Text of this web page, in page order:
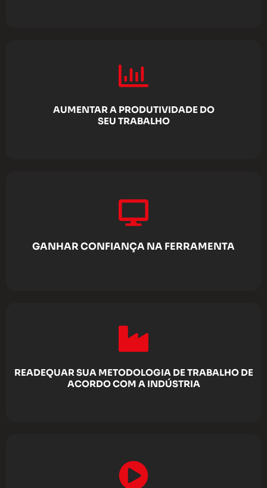
AUMENTAR A PRODUTIVIDADE DO
SEU TRABALHO
GANHAR CONFIANÇA NA FERRAMENTA
READEQUAR SUA METODOLOGIA DE TRABALHO DE
ACORDO COM A INDÚSTRIA